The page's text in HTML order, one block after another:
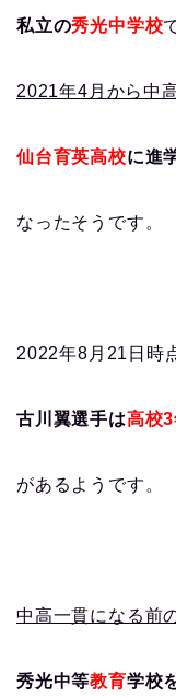
私立の秀光中学校
2021年4月から中
仙台育英高校に進
なったそうです。
2022年8月21日時
古川翼選手は高校
があるようです。
中高一貫になる前
秀光中等教育学校